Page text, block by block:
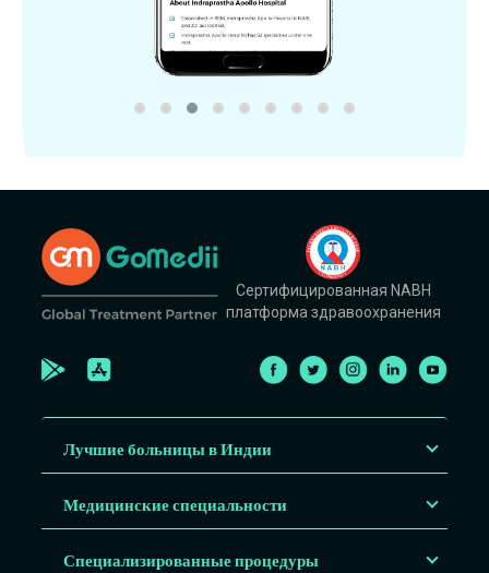
Сертифицированная NABH
платформа здравоохранения
Лучшие больницы в Индии
Медицинские специальности
Специализированные процедуры